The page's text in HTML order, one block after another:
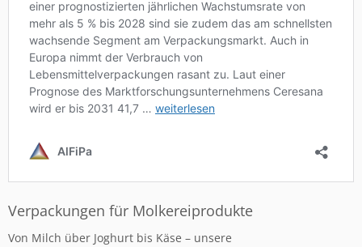
Verpackungen für Molkereiprodukte
Von Milch über Joghurt bis Käse – unsere